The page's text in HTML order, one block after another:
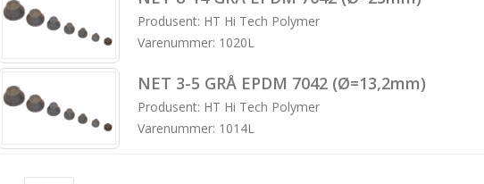
Produsent: HT Hi Tech Polymer
Varenummer: 1020L
NET 3-5 GRÅ EPDM 7042 (Ø=13,2mm)
Produsent: HT Hi Tech Polymer
Varenummer: 1014L